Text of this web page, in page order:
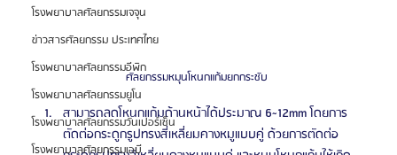
โรงพยาบาลศัลยกรรมเจจุน
ข่าวสารศัลยกรรม ประเทศไทย
โรงพยาบาลศัลยกรรมอีพิก
โรงพยาบาลศัลยกรรมยูโน
โรงพยาบาลศัลยกรรมวันเปอร์เซ็น
โรงพยาบาลศัลยกรรมเอบี
ศัลยกรรมหมุนโหนกแก้มยกกระชับ
สามารถลดโหนกแก้มด้านหน้าได้ประมาณ 6~12mm โดยการ
ตัดต่อกระดูกรูปทรงสี่เหลี่ยมคางหมูแบบคู่ ด้วยการตัดต่อ